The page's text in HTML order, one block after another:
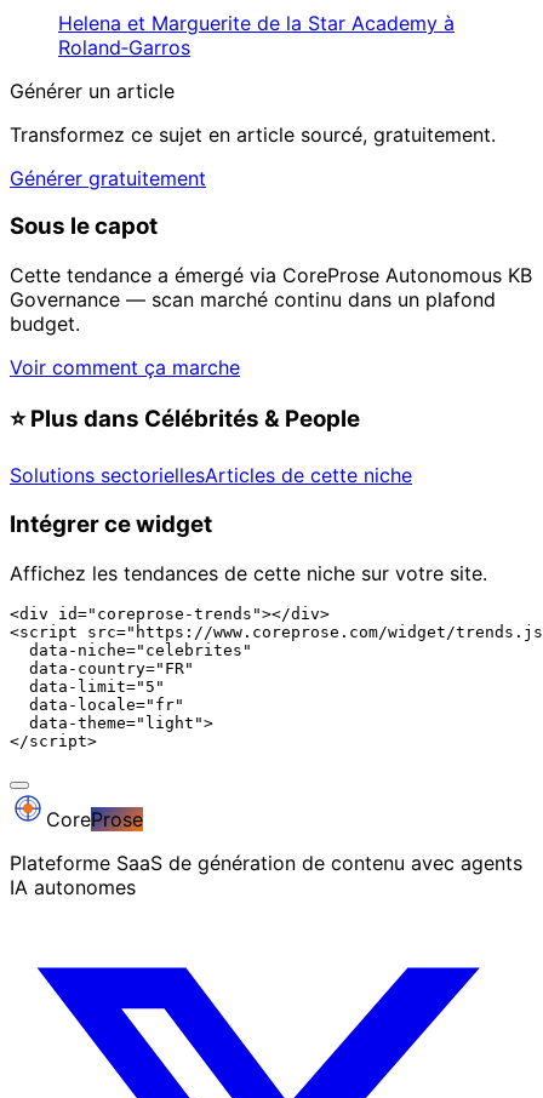
Helena et Marguerite de la Star Academy à
Roland‑Garros
Générer un article
Transformez ce sujet en article sourcé, gratuitement.
Générer gratuitement
Sous le capot
Cette tendance a émergé via CoreProse Autonomous KB
Governance — scan marché continu dans un plafond
budget.
Voir comment ça marche
⭐Plus dans Célébrités & People
Solutions sectoriellesArticles de cette niche
Intégrer ce widget
Affichez les tendances de cette niche sur votre site.
<div id="coreprose-trends"></div>
<script src="https://www.coreprose.com/widget/
  data-niche="celebrites"
  data-country="FR"
  data-limit="5"
  data-locale="fr"
  data-theme="light">
</script>
CoreProse
Plateforme SaaS de génération de contenu avec agents
IA autonomes